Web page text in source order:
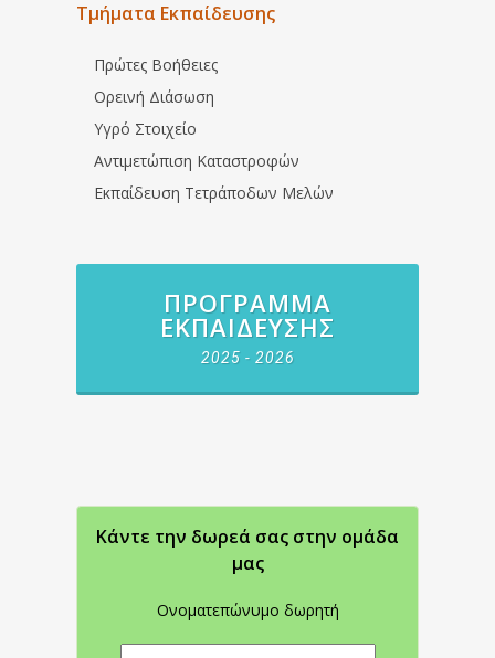
Τμήματα Εκπαίδευσης
Πρώτες Βοήθειες
Ορεινή Διάσωση
Υγρό Στοιχείο
Αντιμετώπιση Καταστροφών
Εκπαίδευση Τετράποδων Μελών
ΠΡΌΓΡΑΜΜΑ
ΕΚΠΑΊΔΕΥΣΗΣ
2025 - 2026
Κάντε την δωρεά σας στην oμάδα
μας
Ονοματεπώνυμο δωρητή